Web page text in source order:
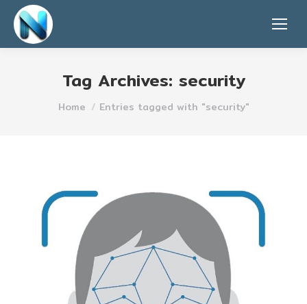
Tag Archives: security
You are here:
Home Entries tagged with "security"